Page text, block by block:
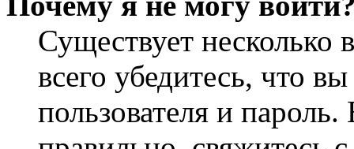
Существует
всего убедитесь, что
пользователя и